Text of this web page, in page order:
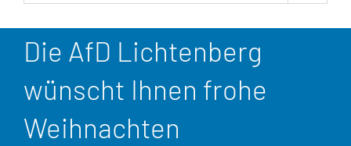
Die AfD Lichtenberg
wünscht Ihnen frohe
Weihnachten